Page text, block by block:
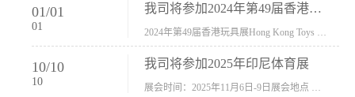
01/01
01
我司将参加2024年第49届香港玩具展Hong Kong Toys & Games Fair 欢迎新···
10/10
10
我司将参加2025年印尼体育展